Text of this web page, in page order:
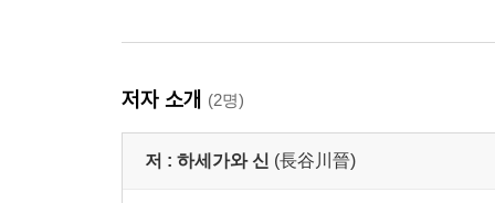
저자 소개 (2명)
저 : 하세가와 신 (長谷川晉)